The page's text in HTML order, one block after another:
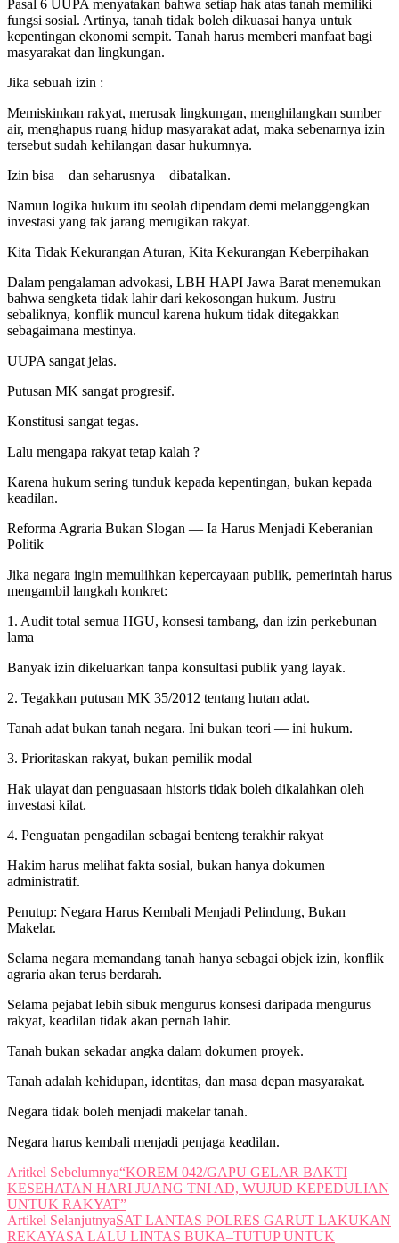
Pasal 6 UUPA menyatakan bahwa setiap hak atas tanah memiliki
fungsi sosial. Artinya, tanah tidak boleh dikuasai hanya untuk
kepentingan ekonomi sempit. Tanah harus memberi manfaat bagi
masyarakat dan lingkungan.
Jika sebuah izin :
Memiskinkan rakyat, merusak lingkungan, menghilangkan sumber
air, menghapus ruang hidup masyarakat adat, maka sebenarnya izin
tersebut sudah kehilangan dasar hukumnya.
Izin bisa—dan seharusnya—dibatalkan.
Namun logika hukum itu seolah dipendam demi melanggengkan
investasi yang tak jarang merugikan rakyat.
Kita Tidak Kekurangan Aturan, Kita Kekurangan Keberpihakan
Dalam pengalaman advokasi, LBH HAPI Jawa Barat menemukan
bahwa sengketa tidak lahir dari kekosongan hukum. Justru
sebaliknya, konflik muncul karena hukum tidak ditegakkan
sebagaimana mestinya.
UUPA sangat jelas.
Putusan MK sangat progresif.
Konstitusi sangat tegas.
Lalu mengapa rakyat tetap kalah ?
Karena hukum sering tunduk kepada kepentingan, bukan kepada
keadilan.
Reforma Agraria Bukan Slogan — Ia Harus Menjadi Keberanian
Politik
Jika negara ingin memulihkan kepercayaan publik, pemerintah harus
mengambil langkah konkret:
1. Audit total semua HGU, konsesi tambang, dan izin perkebunan
lama
Banyak izin dikeluarkan tanpa konsultasi publik yang layak.
2. Tegakkan putusan MK 35/2012 tentang hutan adat.
Tanah adat bukan tanah negara. Ini bukan teori — ini hukum.
3. Prioritaskan rakyat, bukan pemilik modal
Hak ulayat dan penguasaan historis tidak boleh dikalahkan oleh
investasi kilat.
4. Penguatan pengadilan sebagai benteng terakhir rakyat
Hakim harus melihat fakta sosial, bukan hanya dokumen
administratif.
Penutup: Negara Harus Kembali Menjadi Pelindung, Bukan
Makelar.
Selama negara memandang tanah hanya sebagai objek izin, konflik
agraria akan terus berdarah.
Selama pejabat lebih sibuk mengurus konsesi daripada mengurus
rakyat, keadilan tidak akan pernah lahir.
Tanah bukan sekadar angka dalam dokumen proyek.
Tanah adalah kehidupan, identitas, dan masa depan masyarakat.
Negara tidak boleh menjadi makelar tanah.
Negara harus kembali menjadi penjaga keadilan.
Aritkel Sebelumnya“KOREM 042/GAPU GELAR BAKTI
KESEHATAN HARI JUANG TNI AD, WUJUD KEPEDULIAN
UNTUK RAKYAT”
Artikel SelanjutnyaSAT LANTAS POLRES GARUT LAKUKAN
REKAYASA LALU LINTAS BUKA–TUTUP UNTUK